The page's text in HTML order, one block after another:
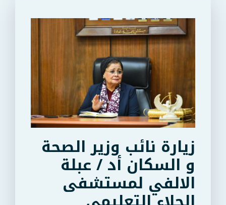
زيارة نائب وزير الصحة
و السكان أد / عبلة
الالفي لمستشفى